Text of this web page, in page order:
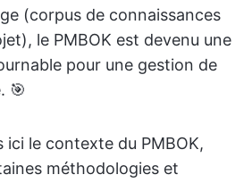
(corpus de connaissances
le PMBOK est devenu une
pour une gestion de
🎯
ici le contexte du PMBOK,
méthodologies et